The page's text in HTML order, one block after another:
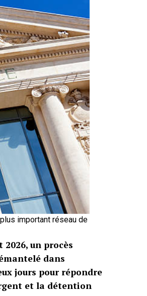
important réseau de
un procès
dans
jours pour répondre
et la détention